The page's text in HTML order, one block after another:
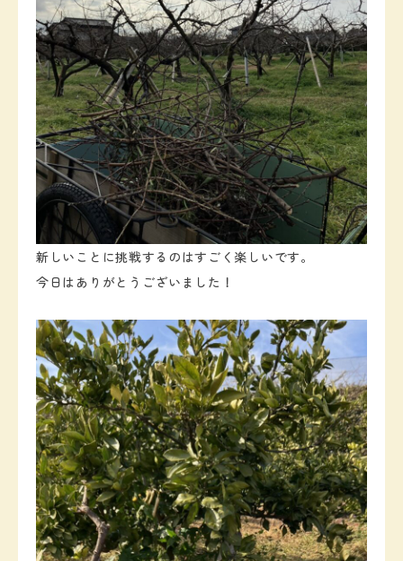
新しいことに挑戦するのはすごく楽しいです。
今日はありがとうございました！